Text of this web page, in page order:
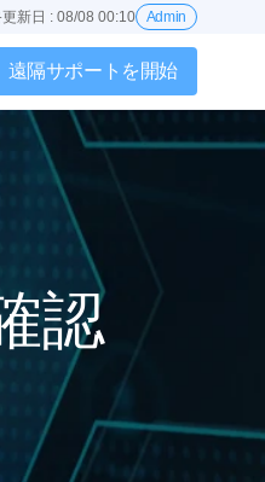
新日 : 08/08 00:10 Admin
遠隔サポートを開始
認